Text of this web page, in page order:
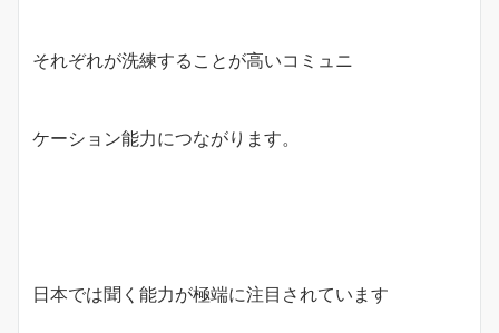
それぞれが洗練することが高いコミュニ
ケーション能力につながります。
日本では聞く能力が極端に注目されています